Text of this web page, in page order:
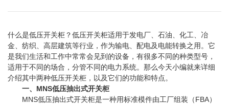
什么是低压开关柜？低压开关柜适用于发电厂、石油、化工、冶
金、纺织、高层建筑等行业，作为输电、配电及电能转换之用。它
是我们生活和工作中常常会见到的设备，有很多不同的种类型号，
适用于不同的场合，分管不同的电力系统。那么今天小编就来详细
介绍其中两种低压开关柜，以及它们的功能和特点。
一、MNS低压抽出式开关柜
MNS低压抽出式开关柜是一种用标准模件由工厂组装（FBA）